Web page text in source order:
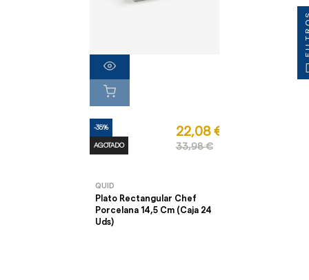
-35%
AGOTADO
22,08 €
33,98 €
QUID
Plato Rectangular Chef
Porcelana 14,5 Cm (Caja 24
Uds)